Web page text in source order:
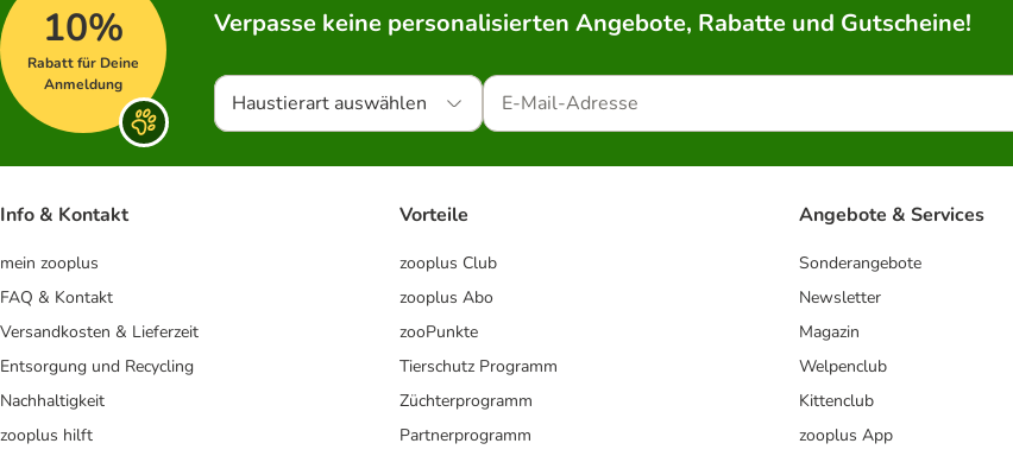
10%
Rabatt für Deine
Anmeldung
Verpasse keine personalisierten Angebote, Rabatte und Gutscheine!
Haustierart auswählen
Info & Kontakt
mein zooplus
FAQ & Kontakt
Versandkosten & Lieferzeit
Entsorgung und Recycling
Nachhaltigkeit
zooplus hilft
Vorteile
zooplus Club
zooplus Abo
zooPunkte
Tierschutz Programm
Züchterprogramm
Partnerprogramm
Angebote & Services
Sonderangebote
Newsletter
Magazin
Welpenclub
Kittenclub
zooplus App